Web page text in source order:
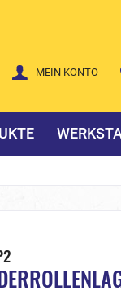
MEIN KONTO